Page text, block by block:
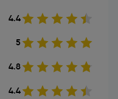
4.4
5
4.8
4.4